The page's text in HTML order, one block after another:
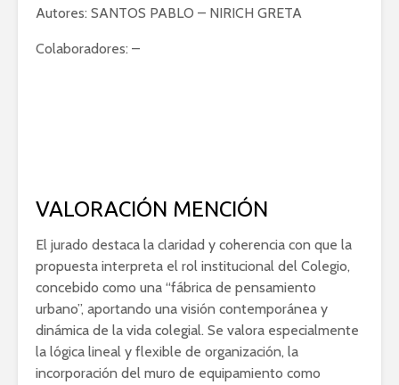
Autores: SANTOS PABLO – NIRICH GRETA
Colaboradores: –
VALORACIÓN MENCIÓN
El jurado destaca la claridad y coherencia con que la
propuesta interpreta el rol institucional del Colegio,
concebido como una “fábrica de pensamiento
urbano”, aportando una visión contemporánea y
dinámica de la vida colegial. Se valora especialmente
la lógica lineal y flexible de organización, la
incorporación del muro de equipamiento como